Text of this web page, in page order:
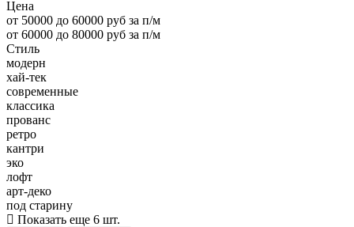
Цена
от 50000 до 60000 руб за п/м
от 60000 до 80000 руб за п/м
Стиль
модерн
хай-тек
современные
классика
прованс
ретро
кантри
эко
лофт
арт-деко
под старину
Показать еще 6 шт.